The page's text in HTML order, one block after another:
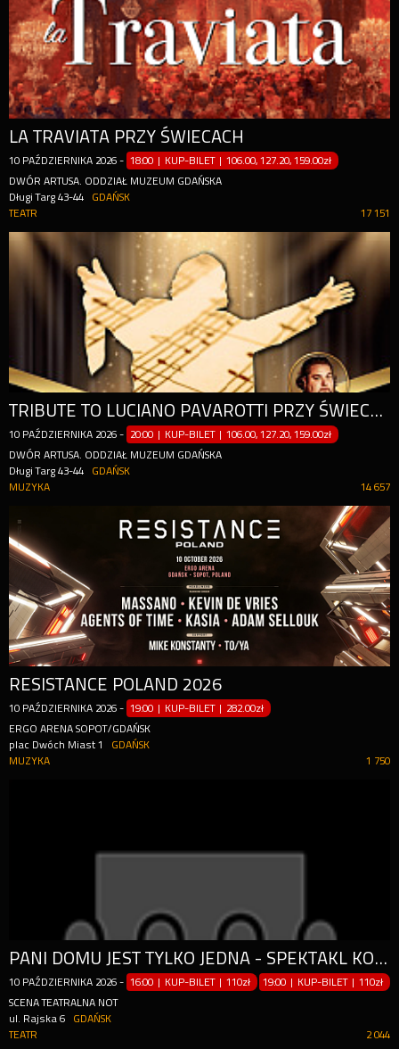
LA TRAVIATA PRZY ŚWIECACH
10 PAŹDZIERNIKA 2026 - 18:00 | KUP-BILET |106.00, 127.20, 159.00zł
DWÓR ARTUSA. ODDZIAŁ MUZEUM GDAŃSKA
Długi Targ 43-44
GDAŃSK
17 151
TEATR
TRIBUTE TO LUCIANO PAVAROTTI PRZY ŚWIECACH
10 PAŹDZIERNIKA 2026 - 20:00 | KUP-BILET |106.00, 127.20, 159.00zł
DWÓR ARTUSA. ODDZIAŁ MUZEUM GDAŃSKA
Długi Targ 43-44
GDAŃSK
14 657
MUZYKA
RESISTANCE POLAND 2026
10 PAŹDZIERNIKA 2026 - 19:00 | KUP-BILET | 282.00zł
ERGO ARENA SOPOT/GDAŃSK
plac Dwóch Miast 1
GDAŃSK
1 750
MUZYKA
PANI DOMU JEST TYLKO JEDNA - SPEKTAKL KOMEDIOWY 2025
10 PAŹDZIERNIKA 2026 - 16:00 | KUP-BILET |110zł 19:00 | KUP-BILET |110zł
SCENA TEATRALNA NOT
ul. Rajska 6
GDAŃSK
2 044
TEATR